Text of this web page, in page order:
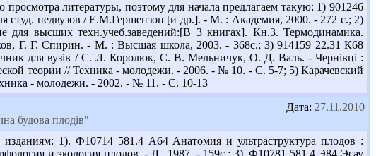
просмотра литературы, поэтому для начала предлагаем такую: 1) 901246
студ. педвузов / Е.М.Гершензон [и др.]. - М. : Академия, 2000. - 272 с.; 2)
высших техн.учеб.заведений:[В 3 книгах]. Кн.3. Термодинамика.
Г. Г. Спирин. - М. : Высшая школа, 2003. - 368с.; 3) 914159 22.31 К68
для вузів / С. Л. Королюк, С. В. Мельничук, О. Д. Валь. - Чернівці :
теории // Техника - молодежи. - 2006. - № 10. - С. 5-7; 5) Карачевский
- молодежи. - 2002. - № 11. - С. 10-13
Дата: 27.11.2010
будова плодів"
1). Ф10714 581.4 А64 Анатомия и ультраструктура плодов :
и экология плодов. - Л., 1987. - 159с.; 3). Ф10781 581.4 Э84 Эсау